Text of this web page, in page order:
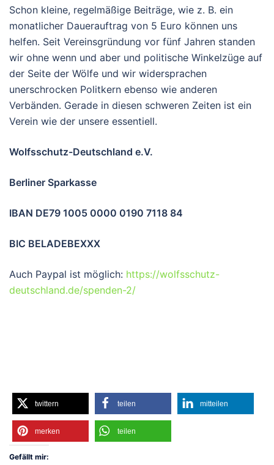
Schon kleine, regelmäßige Beiträge, wie z. B. ein
monatlicher Dauerauftrag von 5 Euro können uns
helfen. Seit Vereinsgründung vor fünf Jahren standen
wir ohne wenn und aber und politische Winkelzüge auf
der Seite der Wölfe und wir widersprachen
unerschrocken Politkern ebenso wie anderen
Verbänden. Gerade in diesen schweren Zeiten ist ein
Verein wie der unsere essentiell.
Wolfsschutz-Deutschland e.V.
Berliner Sparkasse
IBAN DE79 1005 0000 0190 7118 84
BIC BELADEBEXXX
Auch Paypal ist möglich: https://wolfsschutz-
deutschland.de/spenden-2/
twittern teilen mitteilen
merken teilen
Gefällt mir: